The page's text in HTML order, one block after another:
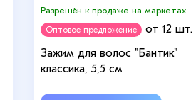
Разрешён к продаже на маркетах
Оптовое предложение
от 12 шт.
Зажим для волос "Бантик"
классика, 5,5 см